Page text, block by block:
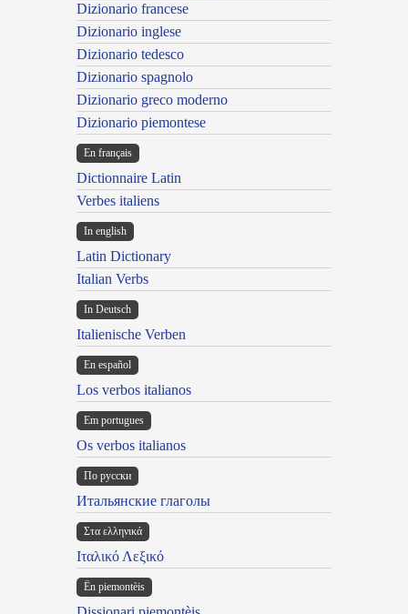
Dizionario francese
Dizionario inglese
Dizionario tedesco
Dizionario spagnolo
Dizionario greco moderno
Dizionario piemontese
En français
Dictionnaire Latin
Verbes italiens
In english
Latin Dictionary
Italian Verbs
In Deutsch
Italienische Verben
En español
Los verbos italianos
Em portugues
Os verbos italianos
По русски
Итальянские глаголы
Στα ελληνικά
Ιταλικό Λεξικό
Ën piemontèis